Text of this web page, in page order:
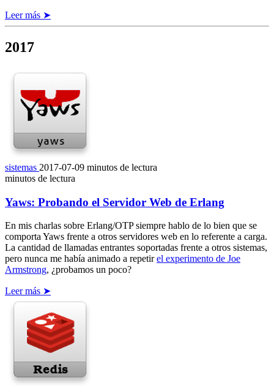
Leer más ➤
2017
sistemas 2017-07-09 minutos de lectura
minutos de lectura
Yaws: Probando el Servidor Web de Erlang
En mis charlas sobre Erlang/OTP siempre hablo de lo bien que se
comporta Yaws frente a otros servidores web en lo referente a carga.
La cantidad de llamadas entrantes soportadas frente a otros sistemas,
pero nunca me había animado a repetirel experimento de Joe
Armstrong, ¿probamos un poco?
Leer más ➤